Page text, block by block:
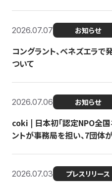
2026.07.07 お知らせ
コングラント、ベネズエラ
ついて
2026.07.06 お知らせ
coki | 日本初「認定NPO全国
ントが事務局を担い、7団体
2026.07.03 プレスリリース